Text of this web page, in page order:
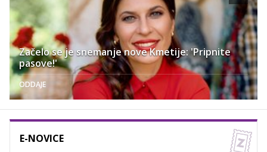
Začelo se je snemanje nove Kmetije: 'Pripnite
pasove!'
ODDAJE
E-NOVICE